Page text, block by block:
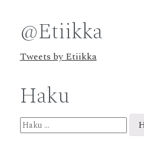
@Etiikka
Tweets by Etiikka
Haku
Haku: